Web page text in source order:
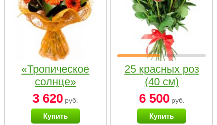
«Тропическое
солнце»
3 620 руб.
Купить
25 красных роз
(40 см)
6 500руб.
Купить